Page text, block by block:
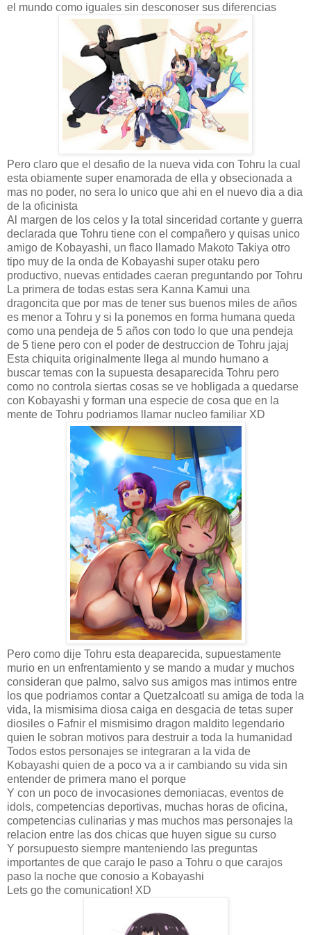
el mundo como iguales sin desconoser sus diferencias
Pero claro que el desafio de la nueva vida con Tohru la cual
esta obiamente super enamorada de ella y obsecionada a
mas no poder, no sera lo unico que ahi en el nuevo dia a dia
de la oficinista
Al margen de los celos y la total sinceridad cortante y guerra
declarada que Tohru tiene con el compañero y quisas unico
amigo de Kobayashi, un flaco llamado Makoto Takiya otro
tipo muy de la onda de Kobayashi super otaku pero
productivo, nuevas entidades caeran preguntando por Tohru
La primera de todas estas sera Kanna Kamui una
dragoncita que por mas de tener sus buenos miles de años
es menor a Tohru y si la ponemos en forma humana queda
como una pendeja de 5 años con todo lo que una pendeja
de 5 tiene pero con el poder de destruccion de Tohru jajaj
Esta chiquita originalmente llega al mundo humano a
buscar temas con la supuesta desaparecida Tohru pero
como no controla siertas cosas se ve hobligada a quedarse
con Kobayashi y forman una especie de cosa que en la
mente de Tohru podriamos llamar nucleo familiar XD
Pero como dije Tohru esta deaparecida, supuestamente
murio en un enfrentamiento y se mando a mudar y muchos
consideran que palmo, salvo sus amigos mas intimos entre
los que podriamos contar a Quetzalcoatl su amiga de toda la
vida, la mismisima diosa caiga en desgacia de tetas super
diosiles o Fafnir el mismisimo dragon maldito legendario
quien le sobran motivos para destruir a toda la humanidad
Todos estos personajes se integraran a la vida de
Kobayashi quien de a poco va a ir cambiando su vida sin
entender de primera mano el porque
Y con un poco de invocasiones demoniacas, eventos de
idols, competencias deportivas, muchas horas de oficina,
competencias culinarias y mas muchos mas personajes la
relacion entre las dos chicas que huyen sigue su curso
Y porsupuesto siempre manteniendo las preguntas
importantes de que carajo le paso a Tohru o que carajos
paso la noche que conosio a Kobayashi
Lets go the comunication! XD